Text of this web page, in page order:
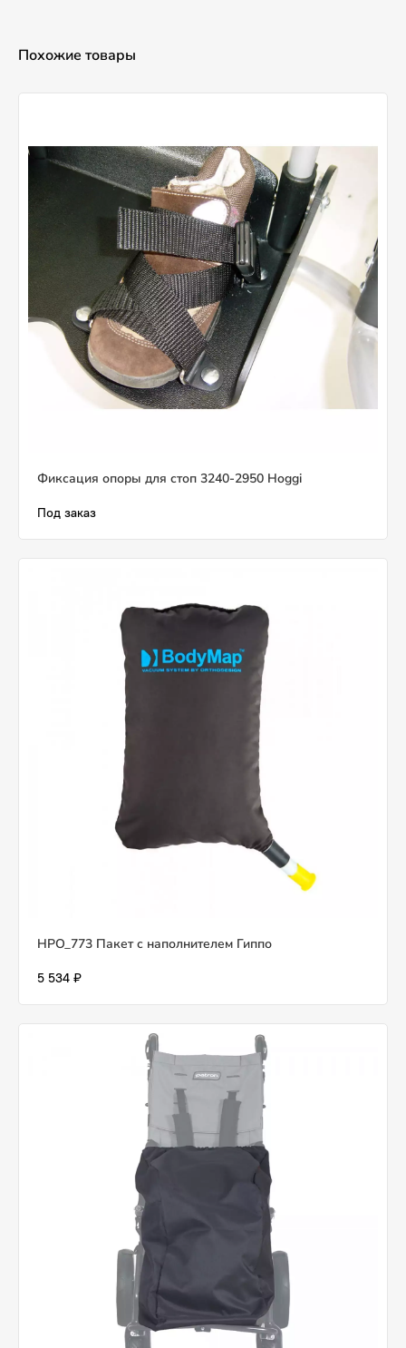
Похожие товары
Фиксация опоры для стоп 3240-2950 Hoggi
Под заказ
HPO_773 Пакет с наполнителем Гиппо
5 534 ₽